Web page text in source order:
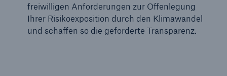
freiwilligen Anforderungen zur Offenlegung
Ihrer Risikoexposition durch den Klimawandel
und schaffen so die geforderte Transparenz.